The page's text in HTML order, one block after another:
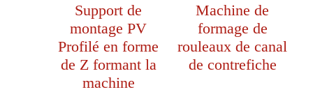
Support de
montage PV
Profilé en forme
de Z formant la
machine
Machine de
formage de
rouleaux de canal
de contrefiche